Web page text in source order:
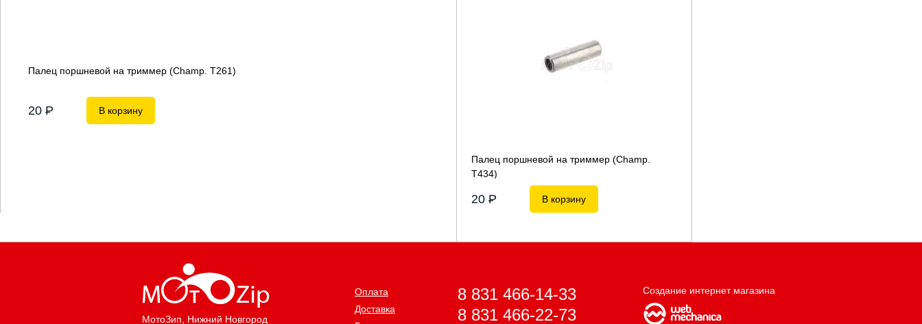
Палец поршневой на триммер (Champ. Т261)
20 P В корзину
Палец поршневой на триммер (Champ.
Т434)
20 P В корзину
МотоЗип , Нижний Новгород
Оплата
Доставка
8 831 466-14-33
8 831 466-22-73
Создание интернет магазина